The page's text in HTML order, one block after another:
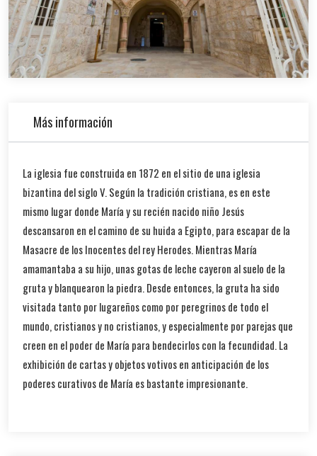
Más información
La iglesia fue construida en 1872 en el sitio de una iglesia
bizantina del siglo V. Según la tradición cristiana, es en este
mismo lugar donde María y su recién nacido niño Jesús
descansaron en el camino de su huida a Egipto, para escapar de la
Masacre de los Inocentes del rey Herodes. Mientras María
amamantaba a su hijo, unas gotas de leche cayeron al suelo de la
gruta y blanquearon la piedra. Desde entonces, la gruta ha sido
visitada tanto por lugareños como por peregrinos de todo el
mundo, cristianos y no cristianos, y especialmente por parejas que
creen en el poder de María para bendecirlos con la fecundidad. La
exhibición de cartas y objetos votivos en anticipación de los
poderes curativos de María es bastante impresionante.